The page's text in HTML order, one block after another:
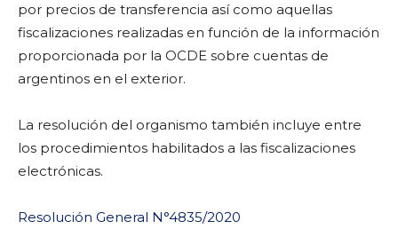
por precios de transferencia así como aquellas
fiscalizaciones realizadas en función de la información
proporcionada por la OCDE sobre cuentas de
argentinos en el exterior.
La resolución del organismo también incluye entre
los procedimientos habilitados a las fiscalizaciones
electrónicas.
Resolución General N°4835/2020